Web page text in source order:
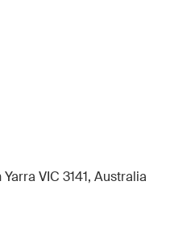
VIC 3141, Australia